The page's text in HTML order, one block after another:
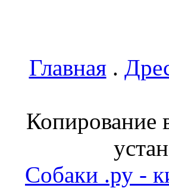
Главная.
Копирование
Собаки .ру -